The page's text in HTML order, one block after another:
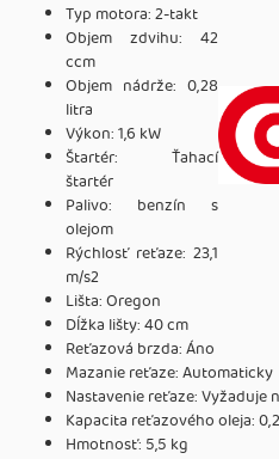
Typ motora: 2-takt
Objem zdvihu: 42
ccm
Objem nádrže: 0,28
litra
Výkon: 1,6 kW
Štartér: Ťahací
štartér
Palivo: benzín s
olejom
Rýchlosť reťaze: 23,1
m/s2
Lišta: Oregon
Dĺžka lišty: 40 cm
Reťazová brzda: Áno
Mazanie reťaze: Automaticky
Nastavenie reťaze: Vyžaduje
Kapacita reťazového oleja:
Hmotnosť: 5,5 kg